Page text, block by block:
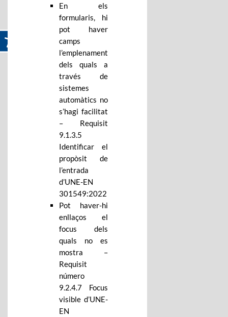
En els
formularis, hi
pot haver
camps
l’emplenament
dels quals a
través de
sistemes
automàtics no
s’hagi facilitat
– Requisit
9.1.3.5
Identificar el
propòsit de
l’entrada
d’UNE-EN
301549:2022
Pot haver-hi
enllaços el
focus dels
quals no es
mostra –
Requisit
número
9.2.4.7 Focus
visible d’UNE-
EN